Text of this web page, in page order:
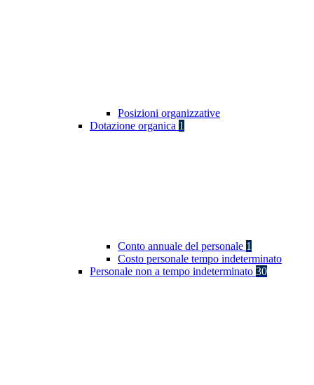
Posizioni organizzative
Dotazione organica 1
Conto annuale del personale 1
Costo personale tempo indeterminato
Personale non a tempo indeterminato 30